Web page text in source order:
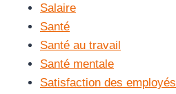
Salaire
Santé
Santé au travail
Santé mentale
Satisfaction des employés